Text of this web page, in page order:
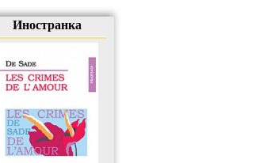
Иностранка